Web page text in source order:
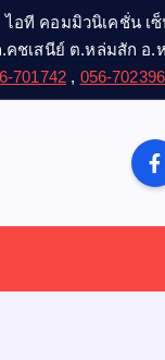
อที คอมมิวนิเคชั่น เซ็
.คชเสนีย์ ต.หล่มสัก อ
701742 , 056-702396